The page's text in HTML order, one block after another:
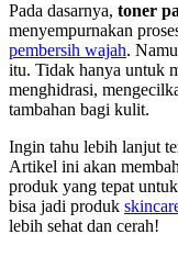
Pada dasarnya, toner
menyempurnakan
pembersih wajah.
itu. Tidak hanya untuk
menghidrasi,
tambahan bagi kulit.
Ingin tahu lebih lanjut
Artikel ini akan
produk yang tepat
bisa jadi produk
lebih sehat dan cerah!